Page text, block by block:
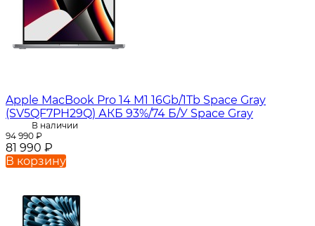
Apple MacBook Pro 14 M1 16Gb/1Tb Space Gray
(SV5QF7PH29Q) АКБ 93%/74 Б/У Space Gray
В наличии
94 990 ₽
81 990 ₽
В корзину